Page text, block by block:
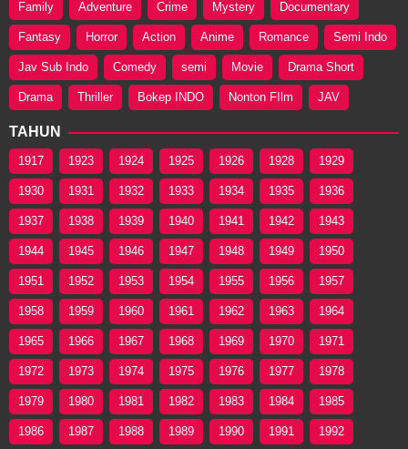
Family Adventure Crime Mystery Documentary
Fantasy Horror Action Anime Romance Semi Indo
Jav Sub Indo Comedy semi Movie Drama Short
Drama Thriller Bokep INDO Nonton FIlm JAV
TAHUN
1917 1923 1924 1925 1926 1928 1929
1930 1931 1932 1933 1934 1935 1936
1937 1938 1939 1940 1941 1942 1943
1944 1945 1946 1947 1948 1949 1950
1951 1952 1953 1954 1955 1956 1957
1958 1959 1960 1961 1962 1963 1964
1965 1966 1967 1968 1969 1970 1971
1972 1973 1974 1975 1976 1977 1978
1979 1980 1981 1982 1983 1984 1985
1986 1987 1988 1989 1990 1991 1992